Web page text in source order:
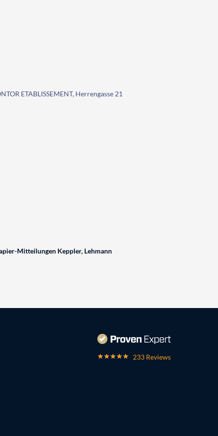
ETABLISSEMENT, Herrengasse 21
Mitteilungen Keppler, Lehmann
233 Reviews